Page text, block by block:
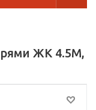
ЖК 4.5М,